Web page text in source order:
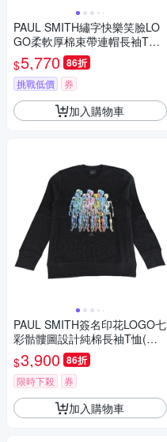
PAUL SMITH繡字快樂笑臉LO
GO柔軟厚棉束帶連帽長袖T恤
(男款/海軍藍)
$5,770 86折
挑戰低價 券
加入購物車
PAUL SMITH簽名印花LOGO七
彩骷髏圖設計純棉長袖T恤(男
款/黑)
$3,900 86折
限時下殺 券
加入購物車